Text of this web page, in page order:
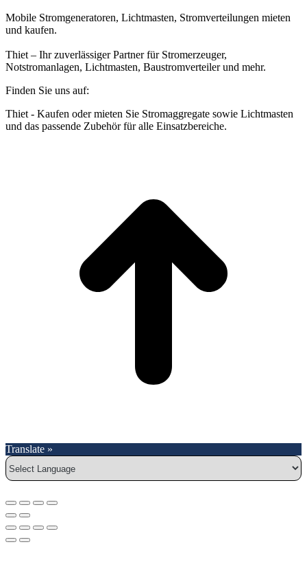
Mobile Stromgeneratoren, Lichtmasten, Stromverteilungen mieten
und kaufen.
Thiet – Ihr zuverlässiger Partner für Stromerzeuger,
Notstromanlagen, Lichtmasten, Baustromverteiler und mehr.
Finden Sie uns auf:
Facebook
page
Linkedin
page
Instagram
page
E-
Mail
Thiet - Kaufen oder mieten Sie Stromaggregate sowie Lichtmasten
und das passende Zubehör für alle Einsatzbereiche.
Translate »